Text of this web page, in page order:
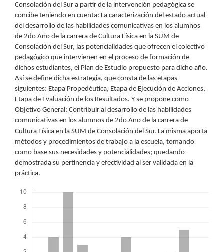
Consolación del Sur a partir de la intervención pedagógica se
concibe teniendo en cuenta: La caracterización del estado actual
del desarrollo de las habilidades comunicativas en los alumnos
de 2do Año de la carrera de Cultura Física en la SUM de
Consolación del Sur, las potencialidades que ofrecen el colectivo
pedagógico que intervienen en el proceso de formación de
dichos estudiantes, el Plan de Estudio propuesto para dicho año.
Así se define dicha estrategia, que consta de las etapas
siguientes: Etapa Propedéutica, Etapa de Ejecución de Acciones,
Etapa de Evaluación de los Resultados. Y se propone como
Objetivo General: Contribuir al desarrollo de las habilidades
comunicativas en los alumnos de 2do Año de la carrera de
Cultura Física en la SUM de Consolación del Sur. La misma aporta
métodos y procedimientos de trabajo a la escuela, tomando
como base sus necesidades y potencialidades; quedando
demostrada su pertinencia y efectividad al ser validada en la
práctica.